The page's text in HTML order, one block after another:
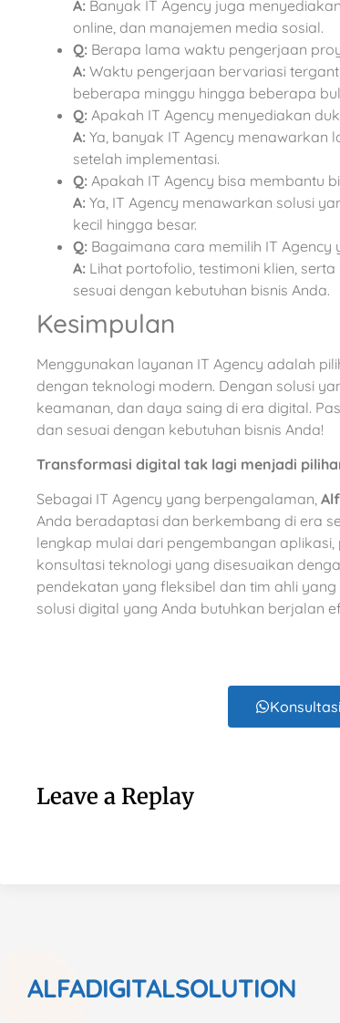
A: Banyak IT Agency juga
online, dan manajemen media sosial.
Q: Berapa lama waktu pengerjaan
A: Waktu pengerjaan bervariasi
beberapa minggu hingga beberapa
Q: Apakah IT Agency menyediakan
A: Ya, banyak IT Agency menawarkan
setelah implementasi.
Q: Apakah IT Agency bisa membantu
A: Ya, IT Agency menawarkan solusi
kecil hingga besar.
Q: Bagaimana cara memilih IT Agency
A: Lihat portofolio, testimoni klien,
sesuai dengan kebutuhan bisnis Anda.
Kesimpulan
Menggunakan layanan IT Agency adalah
dengan teknologi modern. Dengan solusi
keamanan, dan daya saing di era digital.
dan sesuai dengan kebutuhan bisnis Anda!
Transformasi digital tak lagi menjadi
Sebagai IT Agency yang berpengalaman,
Anda beradaptasi dan berkembang di era
lengkap mulai dari pengembangan aplikasi,
konsultasi teknologi yang disesuaikan
pendekatan yang fleksibel dan tim ahli
solusi digital yang Anda butuhkan berjalan
Leave a Replay
ALFADIGITALSOLUTION